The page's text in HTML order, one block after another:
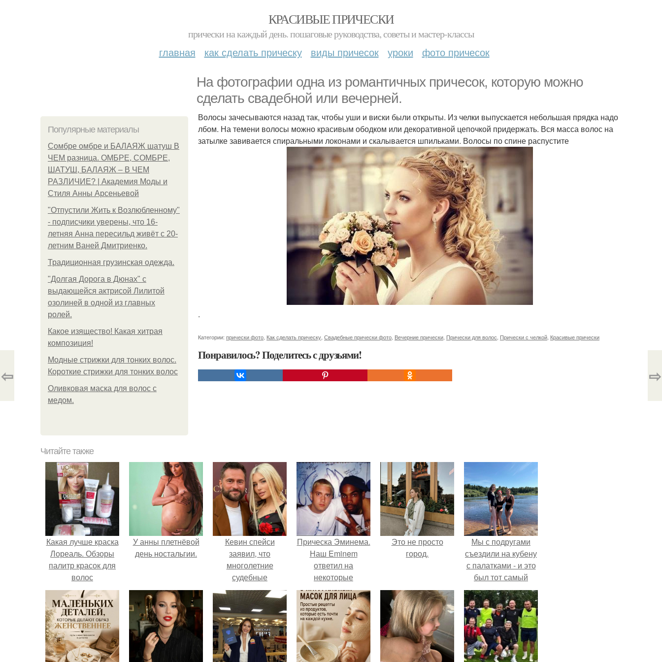
КРАСИВЫЕ ПРИЧЕСКИ
прически на каждый день. пошаговые руководства, советы и мастер-классы
главная как сделать прическу виды причесок уроки фото причесок
На фотографии одна из романтичных причесок, которую можно
сделать свадебной или вечерней.
Популярные материалы
Сомбре омбре и БАЛАЯЖ шатуш В
ЧЕМ разница. ОМБРЕ, СОМБРЕ,
ШАТУШ, БАЛАЯЖ – В ЧЕМ
РАЗЛИЧИЕ? | Академия Моды и
Стиля Анны Арсеньевой
"Отпустили Жить к Возлюбленному"
- подписчики уверены, что 16-
летняя Анна пересильд живёт с 20-
летним Ваней Дмитриенко.
Традиционная грузинская одежда.
"Долгая Дорога в Дюнах" с
выдающейся актрисой Лилитой
озолиней в одной из главных
ролей.
Какое изящество! Какая хитрая
композиция!
Модные стрижки для тонких волос.
Короткие стрижки для тонких волос
Оливковая маска для волос с
медом.
Волосы зачесываются назад так, чтобы уши и виски были открыты. Из челки выпускается небольшая прядка надо
лбом. На темени волосы можно красивым ободком или декоративной цепочкой придержать. Вся масса волос на
затылке завивается спиральными локонами и скалывается шпильками. Волосы по спине распустите
.
Категории: прически фото Как сделать прическу Свадебные прически фото Вечерние прически Прически для волос Прически с челкой Красивые прически
Понравилось? Поделитесь с друзьями!
⇦ ⇨
Читайте также
Какая лучше краска
Лореаль. Обзоры
палитр красок для
волос
У анны плетнёвой
день ностальгии.
Кевин спейси
заявил, что
многолетние
судебные
разбирательства
практически
уничтожили его
состояние.
Прическа Эминема.
Наш Eminem
ответил на
некоторые
вопросы, которые
ему задавали.
Это не просто
город.
Мы с подругами
съездили на кубену
с палатками - и это
был тот самый
отдых, после
которого долго
смеёшься,
вспоминая каждую
мелочь!